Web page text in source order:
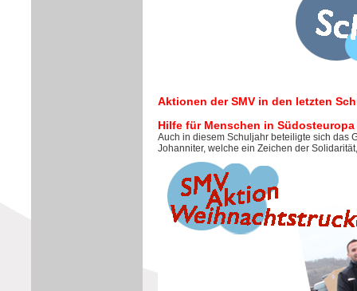
Aktionen der SMV in den letzten
Hilfe für Menschen in
Auch in diesem Schuljahr beteiligte sich das
Johanniter, welche ein Zeichen der